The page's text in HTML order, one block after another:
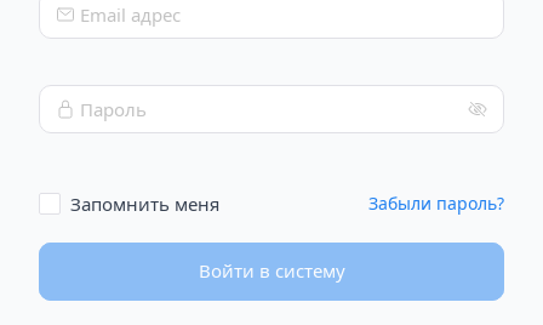
Email адрес
Пароль
Запомнить меня Забыли пароль?
Войти в систему